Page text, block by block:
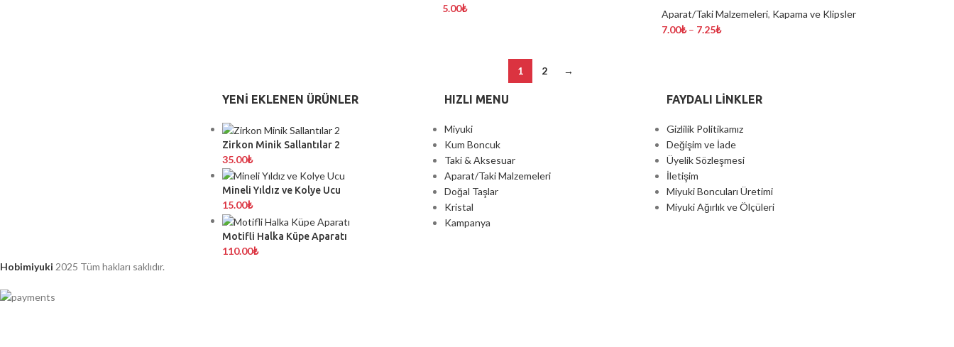
5.00₺ Aparat/Taki Malzemeleri, Kapama ve Klipsler
7.00₺ – 7.25₺
1 2 →
YENI EKLENEN ÜRÜNLER
Zirkon Minik Sallantılar 2
35.00₺
Mineli Yıldız ve Kolye Ucu
15.00₺
Motifli Halka Küpe Aparatı
110.00₺
HIZLI MENU
Miyuki
Kum Boncuk
Taki & Aksesuar
Aparat/Taki Malzemeleri
Doğal Taşlar
Kristal
Kampanya
FAYDALI LİNKLER
Gizlilik Politikamız
Değişim ve İade
Üyelik Sözleşmesi
İletişim
Miyuki Boncuları Üretimi
Miyuki Ağırlık ve Ölçüleri
Hobimiyuki 2025 Tüm hakları saklıdır.